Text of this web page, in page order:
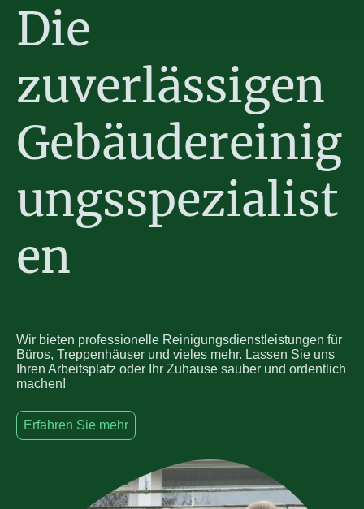
Die
zuverlässigen
Gebäudereinig
ungsspezialist
en
Wir bieten professionelle Reinigungsdienstleistungen für
Büros, Treppenhäuser und vieles mehr. Lassen Sie uns
Ihren Arbeitsplatz oder Ihr Zuhause sauber und ordentlich
machen!
Erfahren Sie mehr